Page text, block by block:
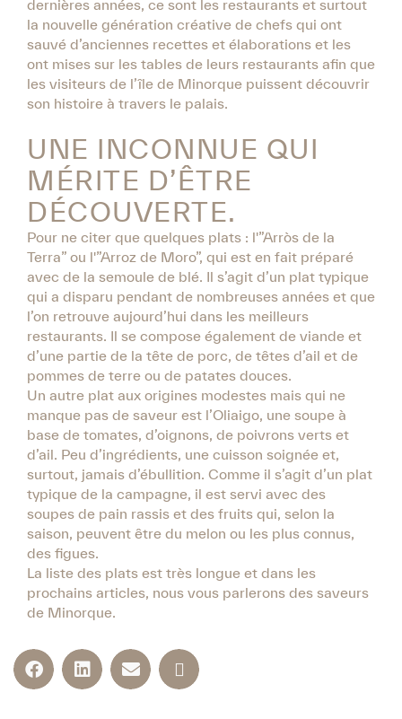
dernières années, ce sont les restaurants et surtout
la nouvelle génération créative de chefs qui ont
sauvé d’anciennes recettes et élaborations et les
ont mises sur les tables de leurs restaurants afin que
les visiteurs de l’île de Minorque puissent découvrir
son histoire à travers le palais.
UNE INCONNUE QUI
MÉRITE D’ÊTRE
DÉCOUVERTE.
Pour ne citer que quelques plats : l'”Arròs de la
Terra” ou l'”Arroz de Moro”, qui est en fait préparé
avec de la semoule de blé. Il s’agit d’un plat typique
qui a disparu pendant de nombreuses années et que
l’on retrouve aujourd’hui dans les meilleurs
restaurants. Il se compose également de viande et
d’une partie de la tête de porc, de têtes d’ail et de
pommes de terre ou de patates douces.
Un autre plat aux origines modestes mais qui ne
manque pas de saveur est l’Oliaigo, une soupe à
base de tomates, d’oignons, de poivrons verts et
d’ail. Peu d’ingrédients, une cuisson soignée et,
surtout, jamais d’ébullition. Comme il s’agit d’un plat
typique de la campagne, il est servi avec des
soupes de pain rassis et des fruits qui, selon la
saison, peuvent être du melon ou les plus connus,
des figues.
La liste des plats est très longue et dans les
prochains articles, nous vous parlerons des saveurs
de Minorque.